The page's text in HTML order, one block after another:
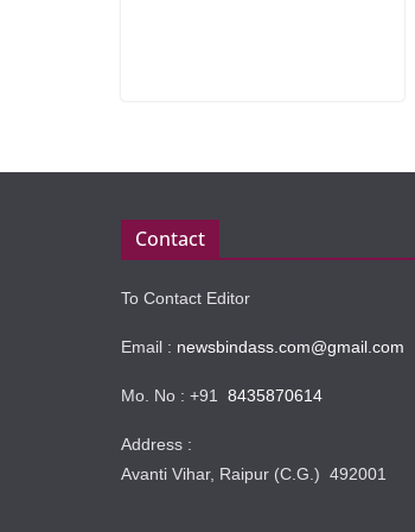
Contact
To Contact Editor
Email : newsbindass.com@gmail.com
Mo. No : +91 8435870614
Address :
Avanti Vihar, Raipur (C.G.) 492001